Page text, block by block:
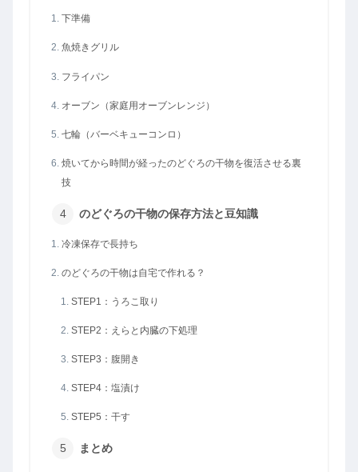
下準備
魚焼きグリル
フライパン
オーブン（家庭用オーブンレンジ）
七輪（バーベキューコンロ）
焼いてから時間が経ったのどぐろの干物を復活させる裏
技
のどぐろの干物の保存方法と豆知識
冷凍保存で長持ち
のどぐろの干物は自宅で作れる？
STEP1：うろこ取り
STEP2：えらと内臓の下処理
STEP3：腹開き
STEP4：塩漬け
STEP5：干す
まとめ